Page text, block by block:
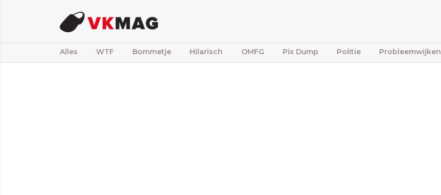
Alles WTF Bommetje Hilarisch OMFG Pix Dump Politie Probleemwijken